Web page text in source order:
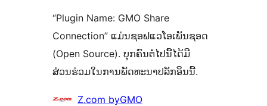
“Plugin Name: GMO Share
Connection” ແມ່ນຊອຟແວໂອເພັນຊອດ
(Open Source). ບຸກຄົນຕໍ່ໄປນີ້ໄດ້ມີ
ສ່ວນຮ່ວມໃນການພັດທະນາປລັກອິນນີ້.
ຜູ້
Z.com byGMO